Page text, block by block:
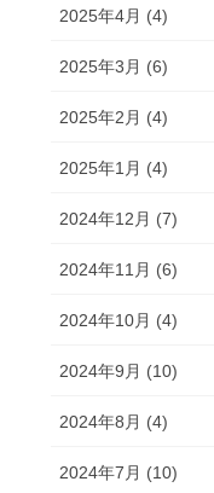
2025年4月 (4)
2025年3月 (6)
2025年2月 (4)
2025年1月 (4)
2024年12月 (7)
2024年11月 (6)
2024年10月 (4)
2024年9月 (10)
2024年8月 (4)
2024年7月 (10)